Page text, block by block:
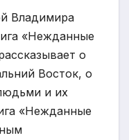
Владимира
«Нежданные
о
Восток, о
и их
«Нежданные